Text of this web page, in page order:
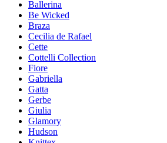
Ballerina
Be Wicked
Braza
Cecilia de Rafael
Cette
Cottelli Collection
Fiore
Gabriella
Gatta
Gerbe
Giulia
Glamory
Hudson